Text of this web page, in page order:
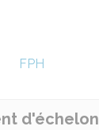
FPH
d'échelon